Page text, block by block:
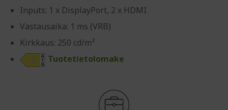
Inputs: 1 x DisplayPort, 2 x HDMI
Vastausaika: 1 ms (VRB)
Kirkkaus: 250 cd/m²
Tuotetietolomake